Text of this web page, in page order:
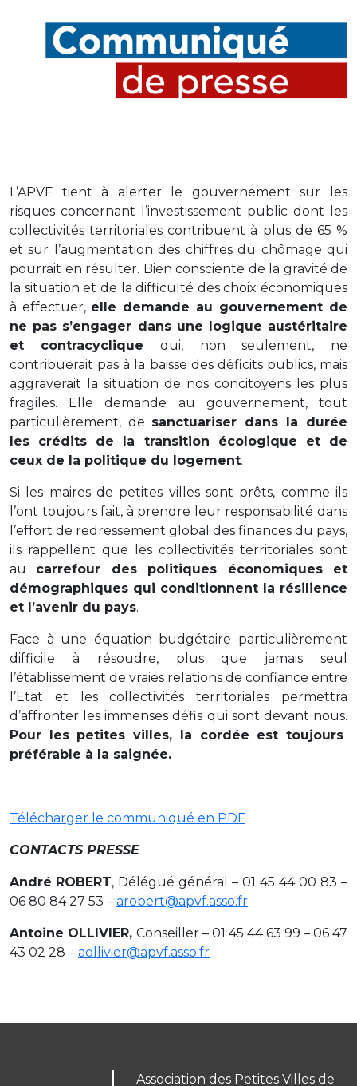
L’APVF tient à alerter le gouvernement sur les
risques concernant l’investissement public dont les
collectivités territoriales contribuent à plus de 65 %
et sur l’augmentation des chiffres du chômage qui
pourrait en résulter. Bien consciente de la gravité de
la situation et de la difficulté des choix économiques
à effectuer, elle demande au gouvernement de
ne pas s’engager dans une logique austéritaire
et contracyclique qui, non seulement, ne
contribuerait pas à la baisse des déficits publics, mais
aggraverait la situation de nos concitoyens les plus
fragiles. Elle demande au gouvernement, tout
particulièrement, de sanctuariser dans la durée
les crédits de la transition écologique et de
ceux de la politique du logement.
Si les maires de petites villes sont prêts, comme ils
l’ont toujours fait, à prendre leur responsabilité dans
l’effort de redressement global des finances du pays,
ils rappellent que les collectivités territoriales sont
au carrefour des politiques économiques et
démographiques qui conditionnent la résilience
et l’avenir du pays.
Face à une équation budgétaire particulièrement
difficile à résoudre, plus que jamais seul
l’établissement de vraies relations de confiance entre
l’Etat et les collectivités territoriales permettra
d’affronter les immenses défis qui sont devant nous.
Pour les petites villes, la cordée est toujours
préférable à la saignée.
Télécharger le communiqué en PDF
CONTACTS PRESSE
André ROBERT, Délégué général – 01 45 44 00 83 –
06 80 84 27 53 – arobert@apvf.asso.fr
Antoine OLLIVIER, Conseiller – 01 45 44 63 99 – 06 47
43 02 28 – aollivier@apvf.asso.fr
Association des Petites Villes de